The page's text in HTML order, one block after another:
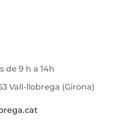
de 9 h a 14h
Vall-llobrega (Girona)